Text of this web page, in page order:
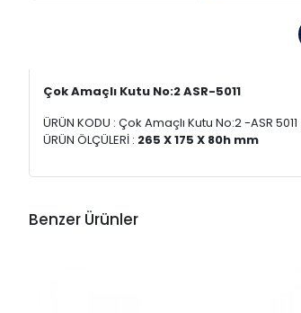
Çok Amaçlı Kutu No:2 ASR-5011
ÜRÜN KODU : Çok Amaçlı Kutu No:2 -ASR 5011
ÜRÜN ÖLÇÜLERİ : 265 X 175 X 80h mm
Benzer Ürünler